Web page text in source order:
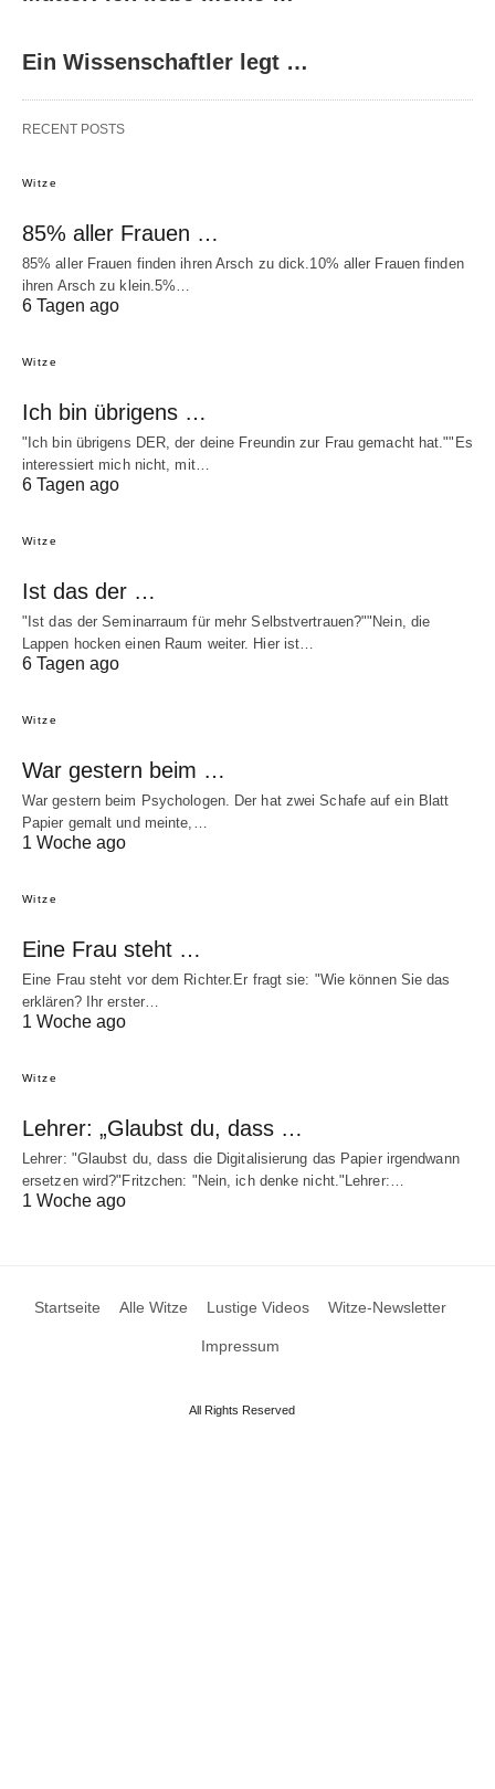
Ein Wissenschaftler legt …
RECENT POSTS
Witze
85% aller Frauen …
85% aller Frauen finden ihren Arsch zu dick.10% aller Frauen finden
ihren Arsch zu klein.5%…
6 Tagen ago
Witze
Ich bin übrigens …
"Ich bin übrigens DER, der deine Freundin zur Frau gemacht hat.""Es
interessiert mich nicht, mit…
6 Tagen ago
Witze
Ist das der …
"Ist das der Seminarraum für mehr Selbstvertrauen?""Nein, die
Lappen hocken einen Raum weiter. Hier ist…
6 Tagen ago
Witze
War gestern beim …
War gestern beim Psychologen. Der hat zwei Schafe auf ein Blatt
Papier gemalt und meinte,…
1 Woche ago
Witze
Eine Frau steht …
Eine Frau steht vor dem Richter.Er fragt sie: "Wie können Sie das
erklären? Ihr erster…
1 Woche ago
Witze
Lehrer: „Glaubst du, dass …
Lehrer: "Glaubst du, dass die Digitalisierung das Papier irgendwann
ersetzen wird?"Fritzchen: "Nein, ich denke nicht."Lehrer:…
1 Woche ago
Startseite Alle Witze Lustige Videos Witze-Newsletter
Impressum
All Rights Reserved